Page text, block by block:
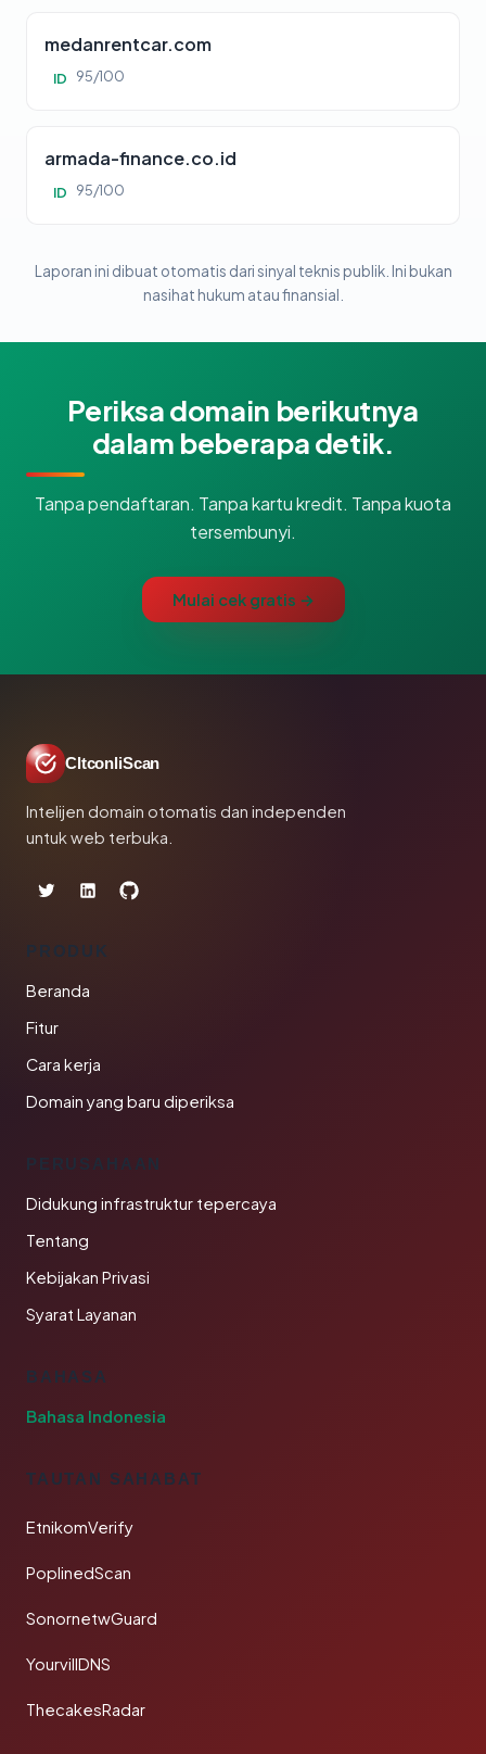
medanrentcar.com
ID 95/100
armada-finance.co.id
ID 95/100
Laporan ini dibuat otomatis dari sinyal teknis publik. Ini bukan
nasihat hukum atau finansial.
Periksa domain berikutnya
dalam beberapa detik.
Tanpa pendaftaran. Tanpa kartu kredit. Tanpa kuota
tersembunyi.
Mulai cek gratis →
CltconliScan
Intelijen domain otomatis dan independen
untuk web terbuka.
PRODUK
Beranda
Fitur
Cara kerja
Domain yang baru diperiksa
PERUSAHAAN
Didukung infrastruktur tepercaya
Tentang
Kebijakan Privasi
Syarat Layanan
BAHASA
Bahasa Indonesia
TAUTAN SAHABAT
EtnikomVerify
PoplinedScan
SonornetwGuard
YourvillDNS
ThecakesRadar